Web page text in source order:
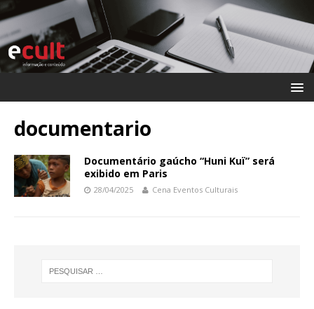
documentario
Documentário gaúcho “Huni Kuï” será
exibido em Paris
28/04/2025 Cena Eventos Culturais